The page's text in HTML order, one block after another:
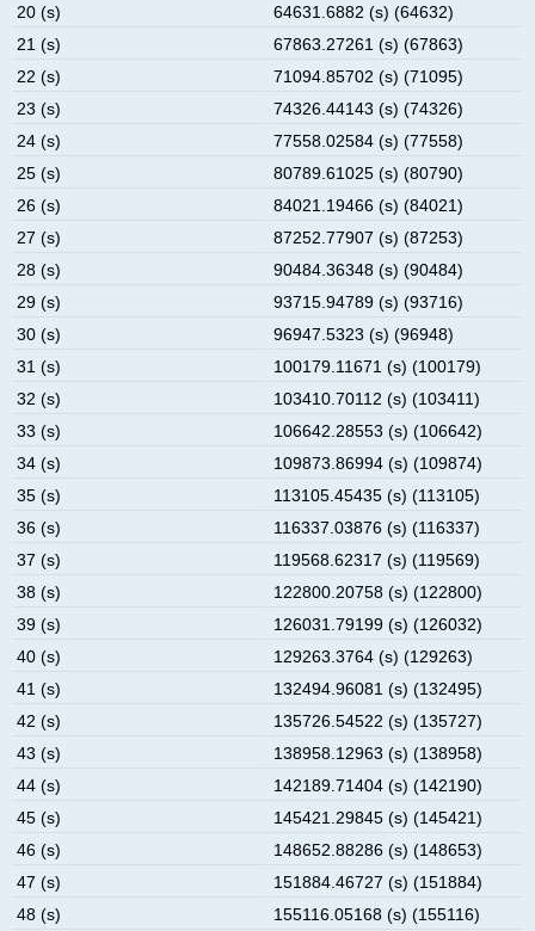
20 (s)
64631.6882 (s) (64632)
21 (s)
67863.27261 (s) (67863)
22 (s)
71094.85702 (s) (71095)
23 (s)
74326.44143 (s) (74326)
24 (s)
77558.02584 (s) (77558)
25 (s)
80789.61025 (s) (80790)
26 (s)
84021.19466 (s) (84021)
27 (s)
87252.77907 (s) (87253)
28 (s)
90484.36348 (s) (90484)
29 (s)
93715.94789 (s) (93716)
30 (s)
96947.5323 (s) (96948)
31 (s)
100179.11671 (s) (100179)
32 (s)
103410.70112 (s) (103411)
33 (s)
106642.28553 (s) (106642)
34 (s)
109873.86994 (s) (109874)
35 (s)
113105.45435 (s) (113105)
36 (s)
116337.03876 (s) (116337)
37 (s)
119568.62317 (s) (119569)
38 (s)
122800.20758 (s) (122800)
39 (s)
126031.79199 (s) (126032)
40 (s)
129263.3764 (s) (129263)
41 (s)
132494.96081 (s) (132495)
42 (s)
135726.54522 (s) (135727)
43 (s)
138958.12963 (s) (138958)
44 (s)
142189.71404 (s) (142190)
45 (s)
145421.29845 (s) (145421)
46 (s)
148652.88286 (s) (148653)
47 (s)
151884.46727 (s) (151884)
48 (s)
155116.05168 (s) (155116)